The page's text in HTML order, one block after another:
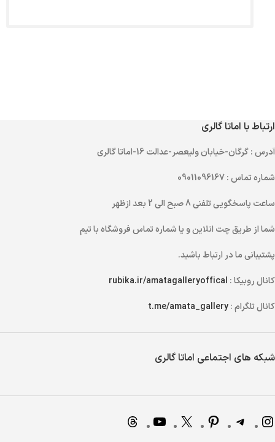
ارتباط با اماتا گالری
آدرس: گرگان-خیابان ولیعصر-عدالت 16-اماتا گالری
شماره تماس: 09011096167
ساعت پاسخگویی تلفنی
شما از طریقچت انلاینو یاشماره تماسفروشگاه با تیم
پشتیبانی ما در ارتباط باشید.
کانال روبیکا : rubika.ir/amatagalleryoffical
کانال تلگرام :t.me/amata_gallery
شبکه های اجتماعی اماتا گالری